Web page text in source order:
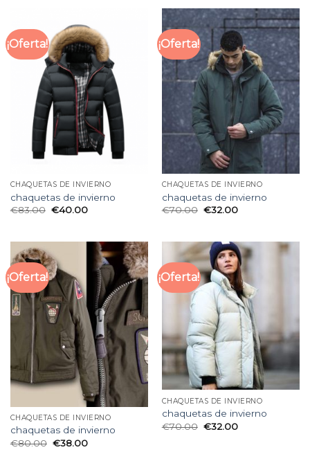
¡Oferta!
CHAQUETAS DE INVIERNO
chaquetas de invierno
€83.00 €40.00
¡Oferta!
CHAQUETAS DE INVIERNO
chaquetas de invierno
€70.00 €32.00
¡Oferta!
CHAQUETAS DE INVIERNO
chaquetas de invierno
€80.00 €38.00
¡Oferta!
CHAQUETAS DE INVIERNO
chaquetas de invierno
€70.00 €32.00